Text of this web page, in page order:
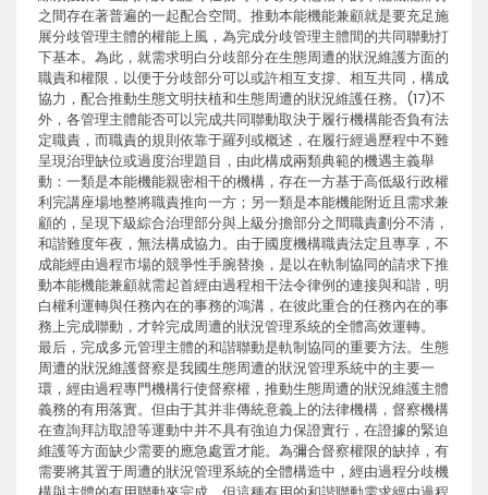
之間存在著普遍的一起配合空間。推動本能機能兼顧就是要充足施
展分歧管理主體的權能上風，為完成分歧管理主體間的共同聯動打
下基本。為此，就需求明白分歧部分在生態周遭的狀況維護方面的
職責和權限，以便于分歧部分可以或許相互支撐、相互共同，構成
協力，配合推動生態文明扶植和生態周遭的狀況維護任務。(17)不
外，各管理主體能否可以完成共同聯動取決于履行機構能否負有法
定職責，而職責的規則依靠于羅列或概述，在履行經過歷程中不難
呈現治理缺位或過度治理題目，由此構成兩類典範的機遇主義舉
動：一類是本能機能親密相干的機構，存在一方基于高低級行政權
利完講座場地整將職責推向一方；另一類是本能機能附近且需求兼
顧的，呈現下級綜合治理部分與上級分擔部分之間職責劃分不清，
和諧難度年夜，無法構成協力。由于國度機構職責法定且專享，不
成能經由過程市場的競爭性手腕替換，是以在軌制協同的請求下推
動本能機能兼顧就需起首經由過程相干法令律例的連接與和諧，明
白權利運轉與任務內在的事務的鴻溝，在彼此重合的任務內在的事
務上完成聯動，才幹完成周遭的狀況管理系統的全體高效運轉。
最后，完成多元管理主體的和諧聯動是軌制協同的重要方法。生態
周遭的狀況維護督察是我國生態周遭的狀況管理系統中的主要一
環，經由過程專門機構行使督察權，推動生態周遭的狀況維護主體
義務的有用落實。但由于其并非傳統意義上的法律機構，督察機構
在查詢拜訪取證等運動中并不具有強迫力保證實行，在證據的緊迫
維護等方面缺少需要的應急處置才能。為彌合督察權限的缺掉，有
需要將其置于周遭的狀況管理系統的全體構造中，經由過程分歧機